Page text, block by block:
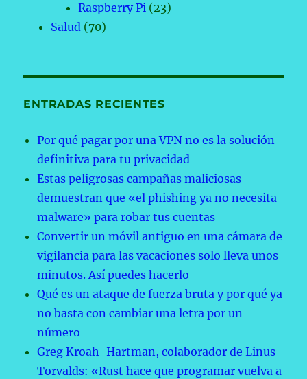
Raspberry Pi (23)
Salud (70)
ENTRADAS RECIENTES
Por qué pagar por una VPN no es la solución
definitiva para tu privacidad
Estas peligrosas campañas maliciosas
demuestran que «el phishing ya no necesita
malware» para robar tus cuentas
Convertir un móvil antiguo en una cámara de
vigilancia para las vacaciones solo lleva unos
minutos. Así puedes hacerlo
Qué es un ataque de fuerza bruta y por qué ya
no basta con cambiar una letra por un
número
Greg Kroah-Hartman, colaborador de Linus
Torvalds: «Rust hace que programar vuelva a